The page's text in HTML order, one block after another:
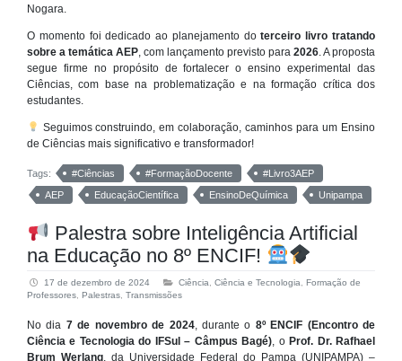
Nogara.
O momento foi dedicado ao planejamento doterceiro livro tratando
sobre a temática AEP , com lançamento previsto para 2026 . A proposta
segue firme no propósito de fortalecer o ensino experimental das
Ciências, com base na problematização e na formação crítica dos
estudantes.
Seguimos construindo, em colaboração, caminhos para um Ensino
de Ciências mais significativo e transformador!
Tags: #Ciências #FormaçãoDocente
#Livro3AEP
AEP
EducaçãoCientífica EnsinoDeQuímica Unipampa
Palestra sobre Inteligência Artificial
na Educação no 8º ENCIF!
17 de dezembro de 2024 Ciência Ciência e Tecnologia
Formação de
Professores Palestras Transmissões
No dia 7 de novembro de 2024, durante o 8º ENCIF (Encontro de
Ciência e Tecnologia do IFSul – Câmpus Bagé) , oProf. Dr. Rafhael
Brum Werlang , da Universidade Federal do Pampa (UNIPAMPA) –